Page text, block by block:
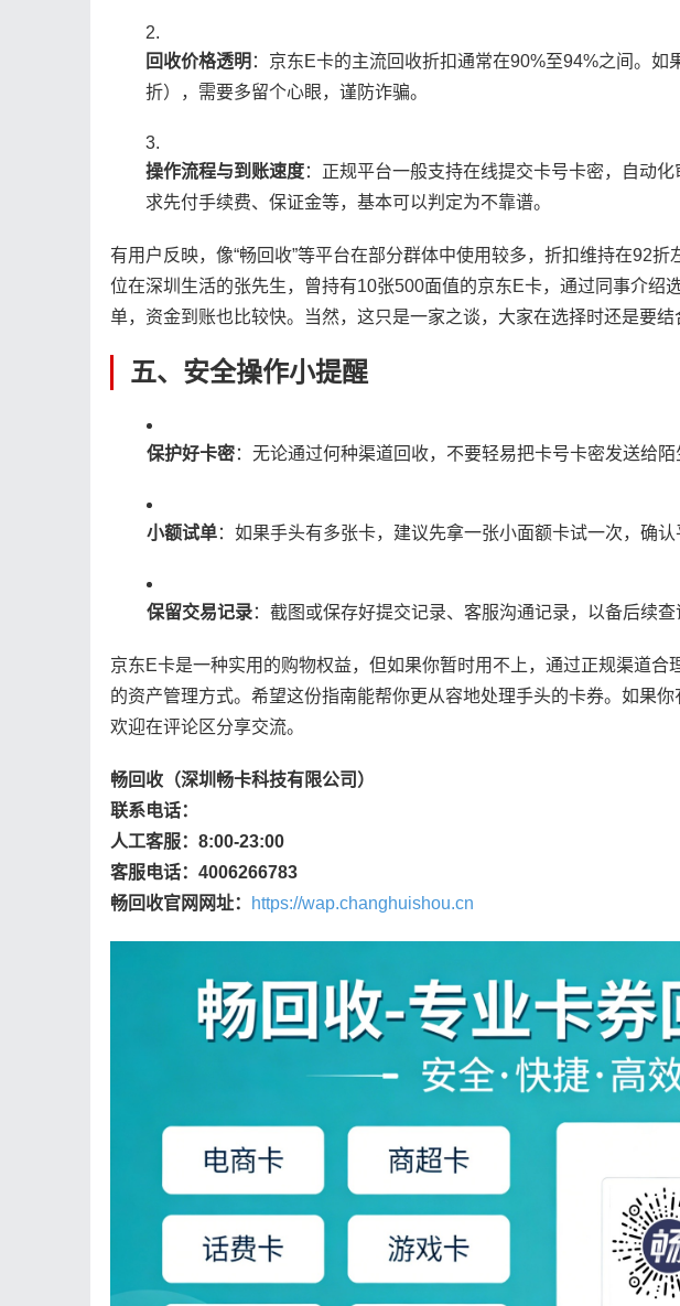
回收价格透明 ：京东E卡的主流回收折扣通常在90%至94%之间。
折），需要多留个心眼，谨防诈骗。
操作流程与到账速度：正规平台一般支持在线提交卡号卡密，自动
求先付手续费、保证金等，基本可以判定为不靠谱。
有用户反映，像“畅回收”等平台在部分群体中使用较多，折扣维持在92
位在深圳生活的张先生，曾持有10张500面值的京东E卡，通过同事介绍
单，资金到账也比较快。当然，这只是一家之谈，大家在选择时还是要结
五、安全操作小提醒
保护好卡密：无论通过何种渠道回收，不要轻易把卡号卡密发送给陌
小额试单：如果手头有多张卡，建议先拿一张小面额卡试一次，确认
保留交易记录：截图或保存好提交记录、客服沟通记录，以备后续查
京东E卡是一种实用的购物权益，但如果你暂时用不上，通过正规渠道合
的资产管理方式。希望这份指南能帮你更从容地处理手头的卡券。如果
欢迎在评论区分享交流。
畅回收（深圳畅卡科技有限公司）
联系电话：
人工客服：8:00-23:00
客服电话：4006266783
畅回收官网网址：
https://wap.changhuishou.cn